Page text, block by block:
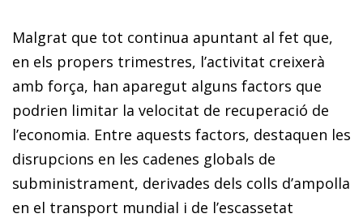
Malgrat que tot continua apuntant al fet que,
en els propers trimestres, l’activitat creixerà
amb força, han aparegut alguns factors que
podrien limitar la velocitat de recuperació de
l’economia. Entre aquests factors, destaquen les
disrupcions en les cadenes globals de
subministrament, derivades dels colls d’ampolla
en el transport mundial i de l’escassetat